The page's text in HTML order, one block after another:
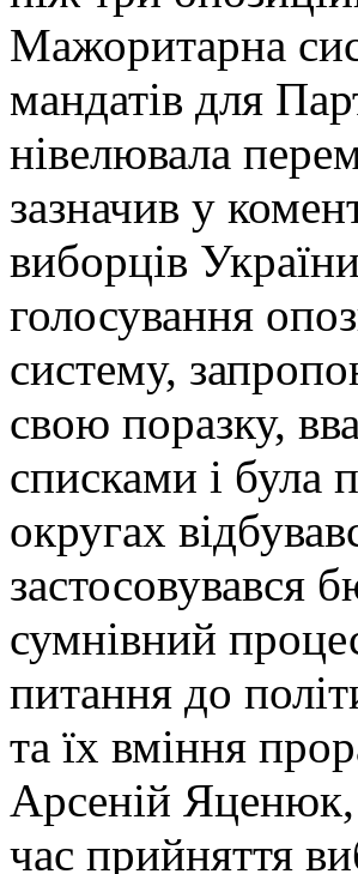
Мажоритарна
мандатів для
нівелювала
зазначив у
виборців
голосування
систему,
свою поразку,
списками і була
округах
застосовувався
сумнівний
питання до
та їх вміння
Арсеній Яценюк,
час прийняття